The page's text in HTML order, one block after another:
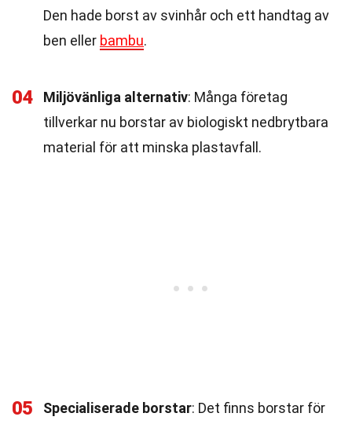
Den hade borst av svinhår och ett handtag av
ben eller bambu.
04 Miljövänliga alternativ: Många företag
tillverkar nu borstar av biologiskt nedbrytbara
material för att minska plastavfall.
05 Specialiserade borstar: Det finns borstar för